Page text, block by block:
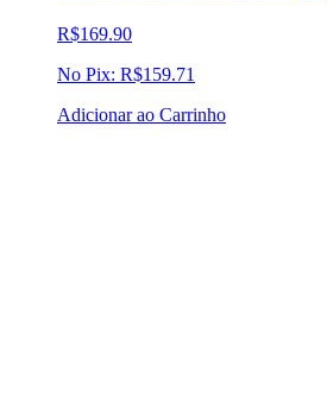
R$169.90
No Pix: R$159.71
Adicionar ao Carrinho